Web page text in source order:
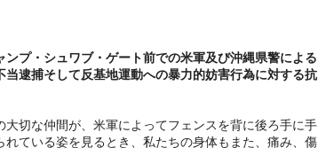
ンプ・シュワブ・ゲート前での米軍及び沖縄県警による
当逮捕そして反基地運動への暴力的妨害行為に対する抗
切な仲間が、米軍によってフェンスを背に後ろ手に手
れている姿を見るとき、私たちの身体もまた、痛み、傷